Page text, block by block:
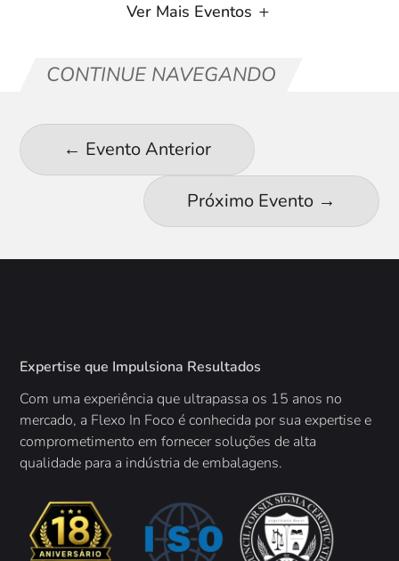
Ver Mais Eventos
CONTINUE NAVEGANDO
← Evento Anterior
Próximo Evento→
Expertise que Impulsiona Resultados
Com uma experiência que ultrapassa os 15 anos no
mercado, a Flexo In Foco é conhecida por sua expertise e
comprometimento em fornecer soluções de alta
qualidade para a indústria de embalagens.